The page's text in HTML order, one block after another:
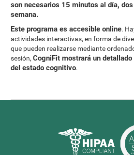
son necesarios 15 minutos al día,
semana.
Este programa es accesible online.
actividades interactivas, en forma de
que pueden realizarse mediante
sesión,CogniFit mostrará un
del estado cognitivo.